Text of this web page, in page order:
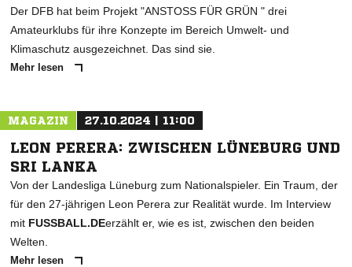
Der DFB hat beim Projekt "ANSTOSS FÜR GRÜN " drei
Amateurklubs für ihre Konzepte im Bereich Umwelt- und
Klimaschutz ausgezeichnet. Das sind sie.
Mehr lesen
MAGAZIN 27.10.2024 | 11:00
LEON PERERA: ZWISCHEN LÜNEBURG UND
SRI LANKA
Von der Landesliga Lüneburg zum Nationalspieler. Ein Traum, der
für den 27-jährigen Leon Perera zur Realität wurde. Im Interview
mit FUSSBALL.DEerzählt er, wie es ist, zwischen den beiden
Welten.
Mehr lesen